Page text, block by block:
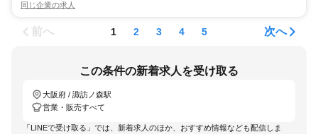
同じ企業の求人
前へ 1 2 3 4 5 次へ
この条件の新着求人を受け取る
大阪府 / 諏訪ノ森駅
営業・販売すべて
「LINEで受け取る」では、新着求人のほか、おすすめ情報なども配信しま